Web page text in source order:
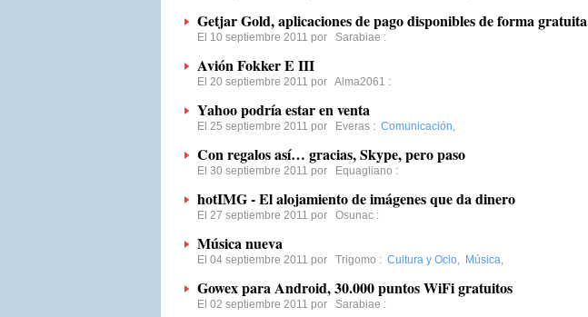
Getjar Gold, aplicaciones de pago disponibles de forma gratuita
El 10 septiembre 2011 por Sarabiae :
Avión Fokker E III
El 20 septiembre 2011 por Alma2061 :
Yahoo podría estar en venta
El 25 septiembre 2011 por Everas : Comunicación,
Con regalos así… gracias, Skype, pero paso
El 30 septiembre 2011 por Equagliano :
hotIMG - El alojamiento de imágenes que da dinero
El 27 septiembre 2011 por Osunac :
Música nueva
El 04 septiembre 2011 por Trigomo : Cultura y Ocio, Música,
Gowex para Android, 30.000 puntos WiFi gratuitos
El 02 septiembre 2011 por Sarabiae :